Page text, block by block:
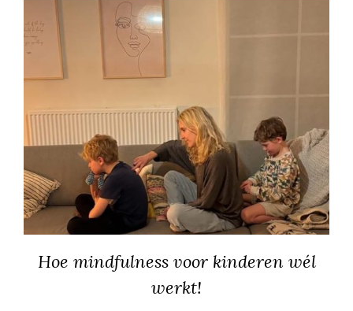
Hoe mindfulness voor kinderen wél
werkt!